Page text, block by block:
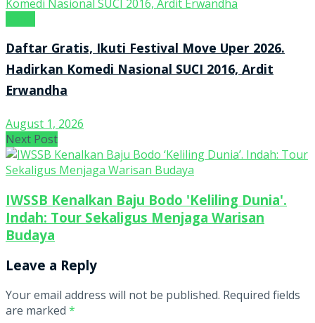
Daftar Gratis, Ikuti Festival Move Uper 2026.
Hadirkan Komedi Nasional SUCI 2016, Ardit
Erwandha
August 1, 2026
Next Post
IWSSB Kenalkan Baju Bodo 'Keliling Dunia'.
Indah: Tour Sekaligus Menjaga Warisan
Budaya
Leave a Reply
Your email address will not be published. Required fields
are marked *